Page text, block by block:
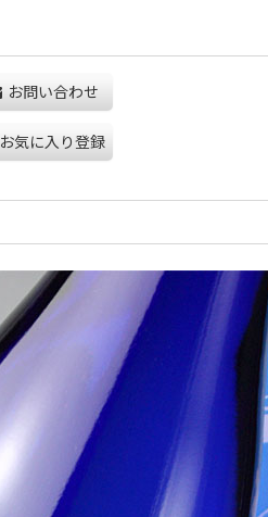
お問い合わせ
お気に入り登録